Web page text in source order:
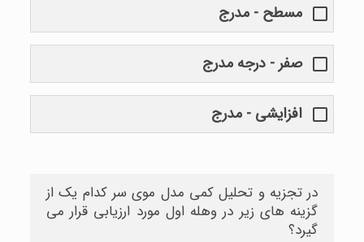
مسطح - مدرج
صفر - درجه مدرج
افزایشی - مدرج
در تجزیه و تحلیل کمی مدل موی سر کدام یک از
گزینه های زیر در وهله اول مورد ارزیابی قرار می
گیرد؟